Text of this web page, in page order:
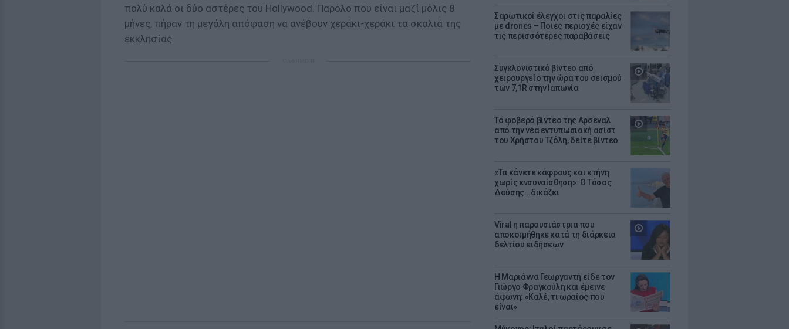
Σαρωτικοί έλεγχοι στις παραλίες
με drones – Ποιες περιοχές είχαν
τις περισσότερες παραβάσεις
Συγκλονιστικό βίντεο από
χειρουργείο την ώρα του σεισμού
των 7,1R στην Ιαπωνία
Το φοβερό βίντεο της Αρσεναλ
από την νέα εντυπωσιακή ασίστ
του Χρήστου Τζόλη, δείτε βίντεο
«Τα κάνετε κάφρους και κτήνη
χωρίς ενσυναίσθηση»: Ο Τάσος
Δούσης...δικάζει
Viral η παρουσιάστρια που
αποκοιμήθηκε κατά τη διάρκεια
δελτίου ειδήσεων
Η Μαριάννα Γεωργαντή είδε τον
Γιώργο Φραγκούλη και έμεινε
άφωνη: «Καλέ, τι ωραίος που
είναι»
πολύ καλά οι δύο αστέρες του Hollywood. Παρόλο που είναι μαζί μόλις 8
μήνες, πήραν τη μεγάλη απόφαση να ανέβουν χεράκι-χεράκι τα σκαλιά της
εκκλησίας.